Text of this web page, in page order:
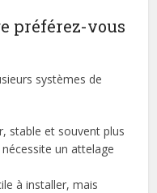
préférez-vous
systèmes de
stable et souvent plus
un attelage
à installer, mais